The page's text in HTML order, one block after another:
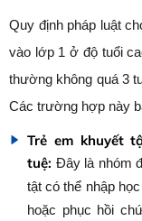
Quy định pháp luật
vào lớp 1 ở độ tuổi
thường không quá 3
Các trường hợp này
Trẻ em khuyết
tuệ: Đây là nhóm
tật có thể nhập
hoặc phục hồi